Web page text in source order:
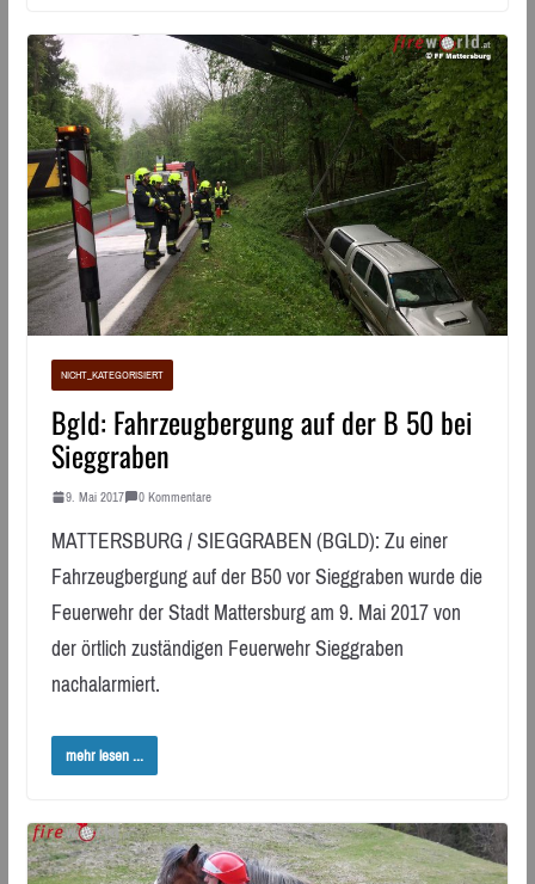
NICHT_KATEGORISIERT
Bgld: Fahrzeugbergung auf der B 50 bei
Sieggraben
9. Mai 2017 0 Kommentare
MATTERSBURG / SIEGGRABEN (BGLD): Zu einer
Fahrzeugbergung auf der B50 vor Sieggraben wurde die
Feuerwehr der Stadt Mattersburg am 9. Mai 2017 von
der örtlich zuständigen Feuerwehr Sieggraben
nachalarmiert.
mehr lesen ...